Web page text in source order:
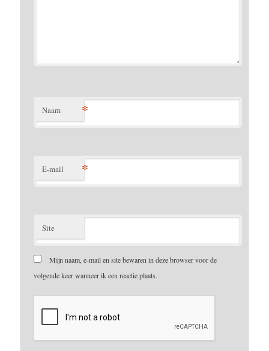
Naam *
E-mail *
Site
Mijn naam, e-mail en site bewaren in deze browser voor de
volgende keer wanneer ik een reactie plaats.